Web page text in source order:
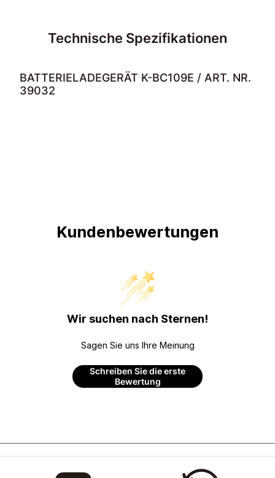
Technische Spezifikationen
BATTERIELADEGERÄT K-BC109E / ART. NR.
39032
Kundenbewertungen
Wir suchen nach Sternen!
Sagen Sie uns Ihre Meinung
Schreiben Sie die erste
Bewertung